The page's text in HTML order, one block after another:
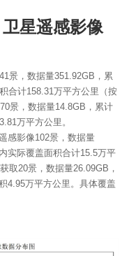
星遥感影像
景，数据量351.92GB，累
合计158.31万平方公里（按
景，数据量14.8GB，累计
万平方公里。
感影像102景，数据量
实际覆盖面积合计15.5万平
取20景，数据量26.09GB，
4.95万平方公里。具体覆盖